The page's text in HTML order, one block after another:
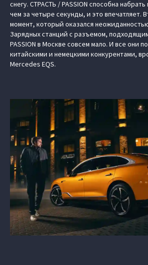
снегу. СТРАСТЬ / PASSION способна
чем за четыре секунды, и это впечатляет.
момент, который оказался
Зарядных станций с разъемом,
PASSION в Москве совсем мало. И все они
китайскими и немецкими конкурентами,
Mercedes EQS.